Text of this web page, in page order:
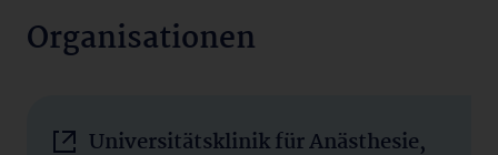
Organisationen
Universitätsklinik für Anästhesie,